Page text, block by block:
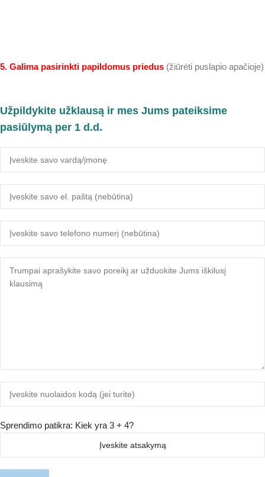
5. Galima pasirinkti papildomus priedus (žiūrėti puslapio apačioje)
Užpildykite užklausą ir mes Jums pateiksime
pasiūlymą per 1 d.d.
Sprendimo patikra: Kiek yra 3 + 4?